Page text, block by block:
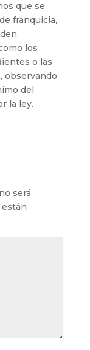
que se
franquicia,
los
o las
observando
del
la ley.
será